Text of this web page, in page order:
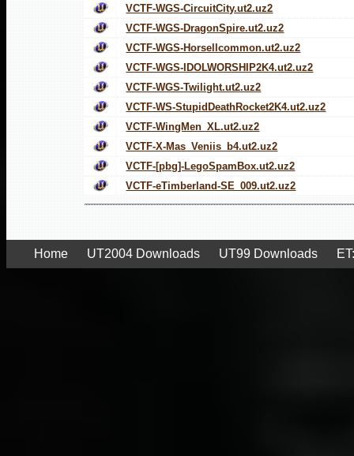
VCTF-WGS-CircuitCity.ut2.uz2
VCTF-WGS-DragonSpire.ut2.uz2
VCTF-WGS-Horsellcommon.ut2.uz2
VCTF-WGS-IDOLWORSHIP2K4.ut2.uz2
VCTF-WGS-Twilight.ut2.uz2
VCTF-WS-StupidDeathRocket2K4.ut2.uz2
VCTF-WingMen_XL.ut2.uz2
VCTF-X-Mas_Veniis_b4.ut2.uz2
VCTF-[pbg]-LegoSpamBox.ut2.uz2
VCTF-eTimberland-SE_009.ut2.uz2
Home UT2004 Downloads UT99 Downloads